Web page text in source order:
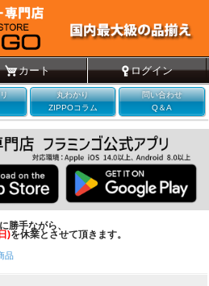
カート ログイン
丸わかり
ZIPPOコラム
問い合わせ
Q＆A
勝手ながら、
)を休業とさせて頂きます。
品